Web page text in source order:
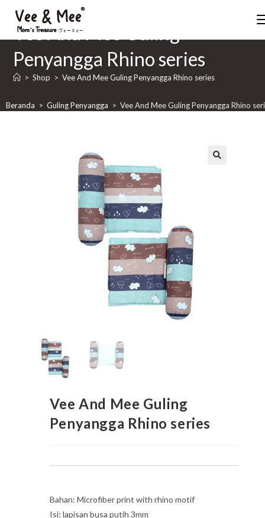
Vee And Mee Guling
Penyangga Rhino series
> Shop > Vee And Mee Guling Penyangga Rhino series
Beranda > Guling Penyangga > Vee And Mee Guling Penyangga Rhino
Vee And Mee Guling
Penyangga Rhino series
Bahan: Microfiber print with rhino motif
Isi: lapisan busa putih 3mm